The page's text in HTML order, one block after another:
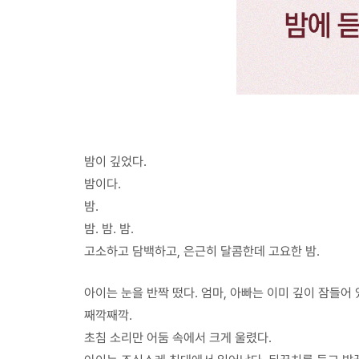
밤이 깊었다.
밤이다.
밤.
밤. 밤. 밤.
고소하고 담백하고, 은근히 달콤한데 고요한 밤.
아이는 눈을 반짝 떴다. 엄마, 아빠는 이미 깊이 잠들어
째깍째깍.
초침 소리만 어둠 속에서 크게 울렸다.